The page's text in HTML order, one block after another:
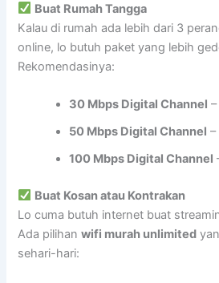
Buat Rumah Tangga
Kalau di rumah ada lebih dari 3
online, lo butuh paket yang lebih
Rekomendasinya:
30 Mbps Digital Channel
50 Mbps Digital Channel
100 Mbps Digital Channel
Buat Kosan atau Kontrakan
Lo cuma butuh internet buat
Ada pilihanwifi murah unlimited
sehari-hari: